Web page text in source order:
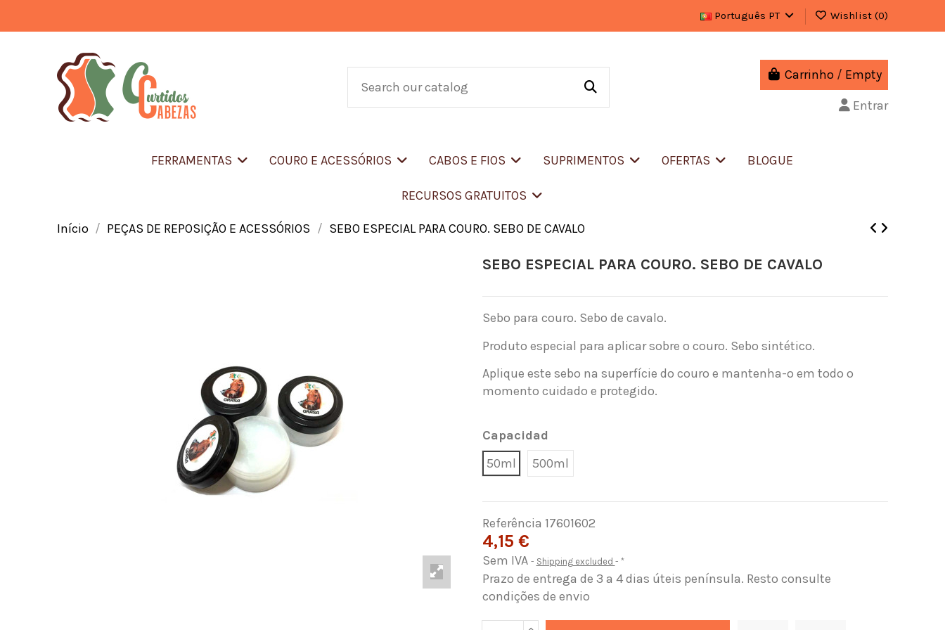
Português PT Wishlist (0)
Carrinho / Empty
Entrar
FERRAMENTAS COURO E ACESSÓRIOS CABOS E FIOS SUPRIMENTOS OFERTAS BLOGUE
RECURSOS GRATUITOS
Início PEÇAS DE REPOSIÇÃO E ACESSÓRIOS SEBO ESPECIAL PARA COURO. SEBO DE CAVALO
SEBO ESPECIAL PARA COURO. SEBO DE CAVALO
Sebo para couro. Sebo de cavalo.
Produto especial para aplicar sobre o couro. Sebo sintético.
Aplique este sebo na superfície do couro e mantenha-o em todo o
momento cuidado e protegido.
Capacidad
50ml
500ml
Referência 17601602
4,15 €
Sem IVA Shipping excluded *
Prazo de entrega de 3 a 4 dias úteis península. Resto consulte
condições de envio